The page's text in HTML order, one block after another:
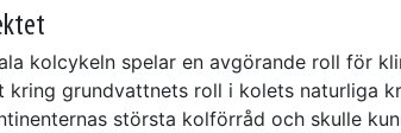
kolcykeln spelar en avgörande roll för
kring grundvattnets roll i kolets naturliga
största kolförråd och skulle